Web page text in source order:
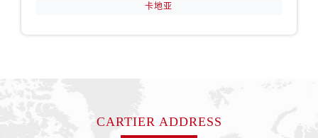
卡地亚
CARTIER ADDRESS